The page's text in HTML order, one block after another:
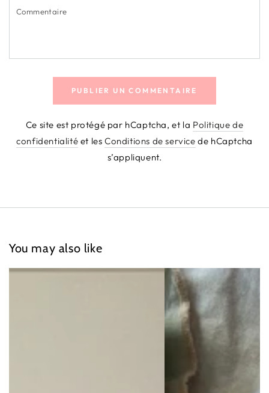
Commentaire
PUBLIER UN COMMENTAIRE
Ce site est protégé par hCaptcha, et la Politique de
confidentialité et les Conditions de service de hCaptcha
s’appliquent.
You may also like